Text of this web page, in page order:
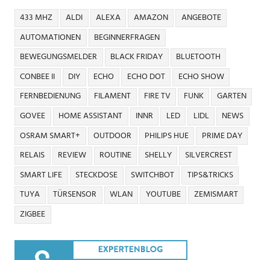
433 MHZ ALDI ALEXA AMAZON
ANGEBOTE
AUTOMATIONEN
BEGINNERFRAGEN
BEWEGUNGSMELDER
BLACK FRIDAY
BLUETOOTH
CONBEE II
DIY ECHO ECHO DOT
ECHO SHOW
FERNBEDIENUNG
FILAMENT FIRE TV FUNK
GARTEN
GOVEE
HOME ASSISTANT INNR LED LIDL
NEWS
OSRAM SMART+
OUTDOOR PHILIPS HUE
PRIME DAY
RELAIS
REVIEW ROUTINE SHELLY
SILVERCREST
SMART LIFE
STECKDOSE SWITCHBOT
TIPS&TRICKS
TUYA
TÜRSENSOR WLAN YOUTUBE
ZEMISMART
ZIGBEE